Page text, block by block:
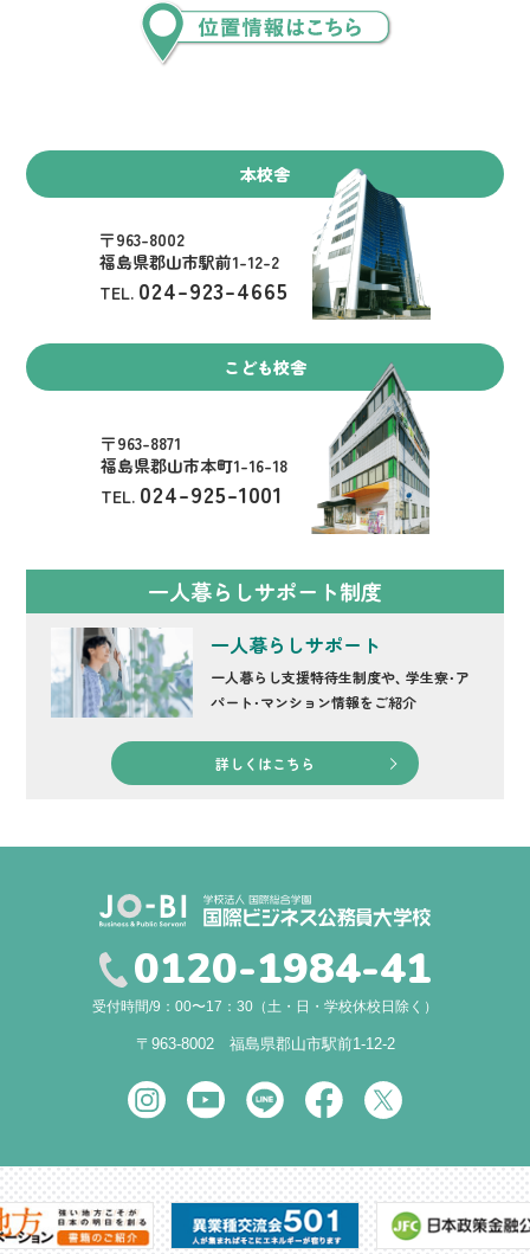
本校舎
〒963-8002
福島県郡山市駅前1-12-2
TEL. 024-923-4665
こども校舎
〒963-8871
福島県郡山市本町1-16-18
TEL. 024-925-1001
一人暮らしサポート制度
一人暮らしサポート
一人暮らし支援特待生制度や、 学生寮・ア
パート・マンション情報をご紹介
詳しくはこちら
0120-1984-41
受付時間/9：00〜17：30（土・日・学校休校日除く）
〒963-8002 福島県郡山市駅前1-12-2